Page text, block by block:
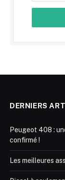
DERNIERS
Peugeot 408 :
confirmé !
Les meilleures